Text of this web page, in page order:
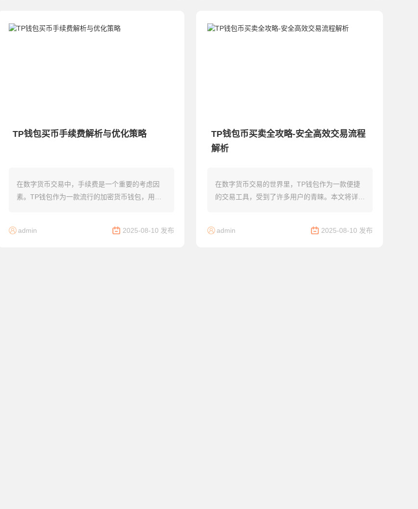
TP钱包买币手续费解析与优化策略
在数字货币交易中，手续费是一个重要的考虑因
素。TP钱包作为一款流行的加密货币钱包，用户
及如何...
admin 2025-08-10 发布
TP钱包币买卖全攻略-安全高效交易流程
解析
在数字货币交易的世界里，TP钱包作为一款便捷
的交易工具，受到了许多用户的青睐。本文将详细
手。...
admin 2025-08-10 发布